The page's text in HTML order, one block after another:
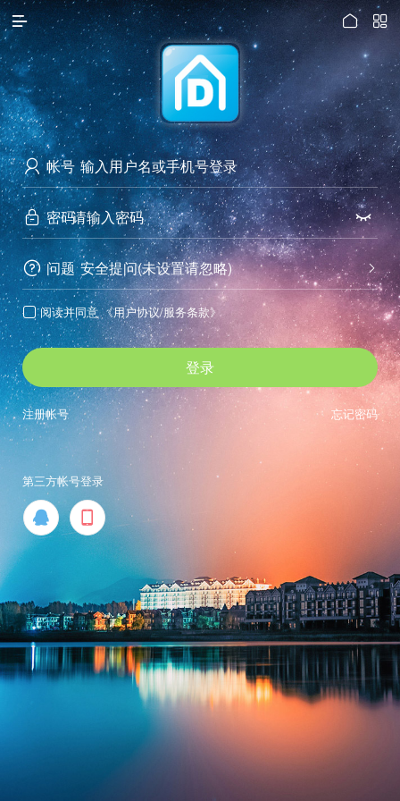

访问电脑版
 

 帐号
 密码 
 问题 
安全提问(未设置请忽略)
 阅读并同意 《用户协议/服务条款》
登录
忘记密码
注册帐号
第三方帐号登录
 